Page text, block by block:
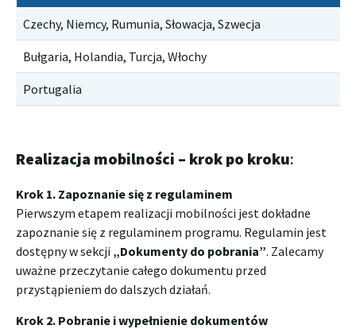
Czechy, Niemcy, Rumunia, Słowacja, Szwecja
Bułgaria, Holandia, Turcja, Włochy
Portugalia
Realizacja mobilności – krok po kroku:
Krok 1. Zapoznanie się z regulaminem
Pierwszym etapem realizacji mobilności jest dokładne
zapoznanie się z regulaminem programu. Regulamin jest
dostępny w sekcji „Dokumenty do pobrania”. Zalecamy
uważne przeczytanie całego dokumentu przed
przystąpieniem do dalszych działań.
Krok 2. Pobranie i wypełnienie dokumentów